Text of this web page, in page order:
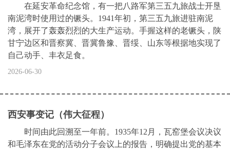
在延安革命纪念馆，有一把八路军第三五九旅战士开垦
南泥湾时使用过的镢头。1941年初，第三五九旅进驻南泥
湾，展开了轰轰烈烈的大生产运动。手握这样的老镢头，陕
甘宁边区和晋察冀、晋冀鲁豫、晋绥、山东等根据地实现了
自己动手、丰衣足食。
2026-06-30
西安事变记（伟大征程）
时间由此回溯至一年前。1935年12月，瓦窑堡会议决议
和毛泽东在党的活动分子会议上的报告，明确提出党的基本